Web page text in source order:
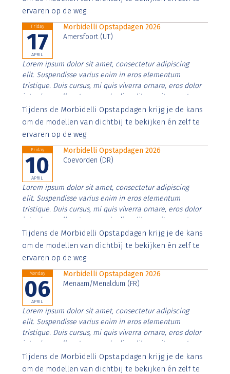
ervaren op de weg.
Friday
17
APRIL
Morbidelli Opstapdagen 2026
Amersfoort (UT)
Lorem ipsum dolor sit amet, consectetur adipiscing
elit. Suspendisse varius enim in eros elementum
tristique. Duis cursus, mi quis viverra ornare, eros dolor
interdum nulla, ut commodo diam libero vitae erat.
Aenean faucibus nibh et justo cursus id rutrum lorem
imperdiet. Nunc ut sem vitae risus tristique posuere.
Tijdens de Morbidelli Opstapdagen krijg je de kans
om de modellen van dichtbij te bekijken én zelf te
ervaren op de weg
Friday
10
APRIL
Morbidelli Opstapdagen 2026
Coevorden (DR)
Lorem ipsum dolor sit amet, consectetur adipiscing
elit. Suspendisse varius enim in eros elementum
tristique. Duis cursus, mi quis viverra ornare, eros dolor
interdum nulla, ut commodo diam libero vitae erat.
Aenean faucibus nibh et justo cursus id rutrum lorem
imperdiet. Nunc ut sem vitae risus tristique posuere.
Tijdens de Morbidelli Opstapdagen krijg je de kans
om de modellen van dichtbij te bekijken én zelf te
ervaren op de weg
Monday
06
APRIL
Morbidelli Opstapdagen 2026
Menaam/Menaldum (FR)
Lorem ipsum dolor sit amet, consectetur adipiscing
elit. Suspendisse varius enim in eros elementum
tristique. Duis cursus, mi quis viverra ornare, eros dolor
interdum nulla, ut commodo diam libero vitae erat.
Aenean faucibus nibh et justo cursus id rutrum lorem
imperdiet. Nunc ut sem vitae risus tristique posuere.
Tijdens de Morbidelli Opstapdagen krijg je de kans
om de modellen van dichtbij te bekijken én zelf te